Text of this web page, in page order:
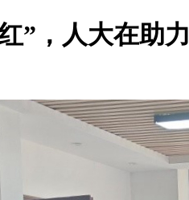
”，人大在助力